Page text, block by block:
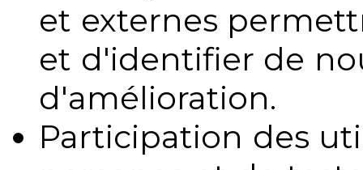
et externes
et d'identifier de
d'amélioration.
Participation des